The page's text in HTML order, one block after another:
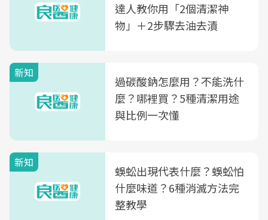
達人教你用「2個清潔神
物」＋2步驟去油去漬
新知
過碳酸鈉怎麼用？不能洗什
麼？哪裡買？5種清潔用途
與比例一次懂
新知
蜈蚣出現代表什麼？蜈蚣怕
什麼味道？6種消滅方法完
整教學